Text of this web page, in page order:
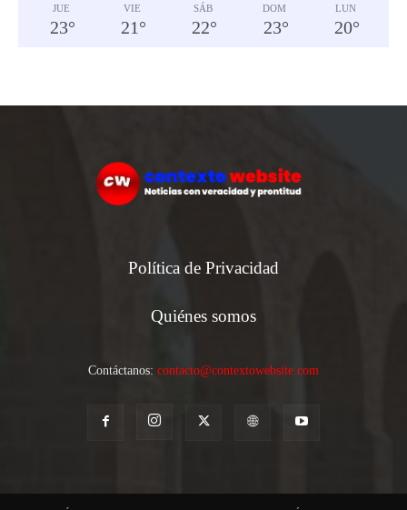
JUE
23°
VIE
21 °
SÁB
22°
DOM
23°
LUN
20°
Política de Privacidad
Quiénes somos
Contáctanos: contacto@contextowebsite.com